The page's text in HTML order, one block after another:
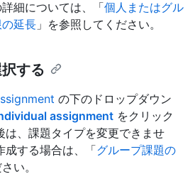
細については、「個人またはグル
延長 」を参照してください。
する
の下のドロップダウン
assignment をクリック
は、課題タイプを変更できませ
成する場合は、「グループ課題の
い。